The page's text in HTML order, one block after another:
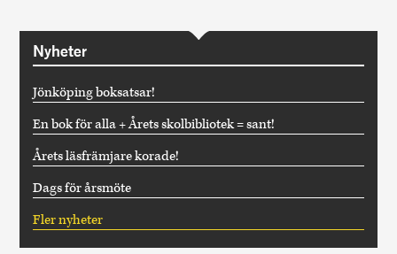
Nyheter
Jönköping boksatsar!
En bok för alla + Årets skolbibliotek = sant!
Årets läsfrämjare korade!
Dags för årsmöte
Fler nyheter